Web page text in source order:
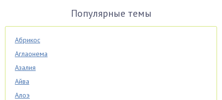
Популярные темы
Абрикос
Аглаонема
Азалия
Айва
Алоэ